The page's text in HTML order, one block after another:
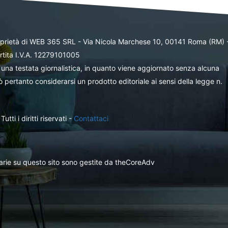
di WEB 365 SRL - Via Nicola Marchese 10, 00141 Roma (RM)
I.V.A. 12279101005
testata giornalistica, in quanto viene aggiornato senza alcuna
pertanto considerarsi un prodotto editoriale ai sensi della legge n.
i diritti riservati -Contattaci
su questo sito sono gestite da theCoreAdv